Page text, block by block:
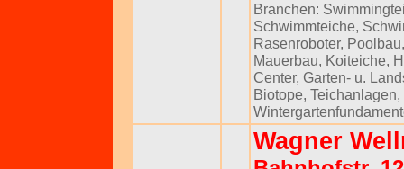
Branchen:
Schwimmteiche,
Rasenroboter, Poolbau
Mauerbau, Koiteiche,
Center, Garten- u.
Biotope, Teichanlagen,
Wagner